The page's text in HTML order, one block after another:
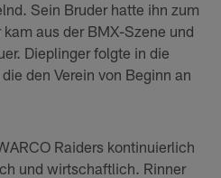
Sein Bruder hatte ihn zum
aus der BMX-Szene und
Dieplinger folgte in die
den Verein von Beginn an
Raiders kontinuierlich
und wirtschaftlich. Rinner